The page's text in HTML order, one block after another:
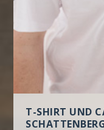
T-SHIRT UND